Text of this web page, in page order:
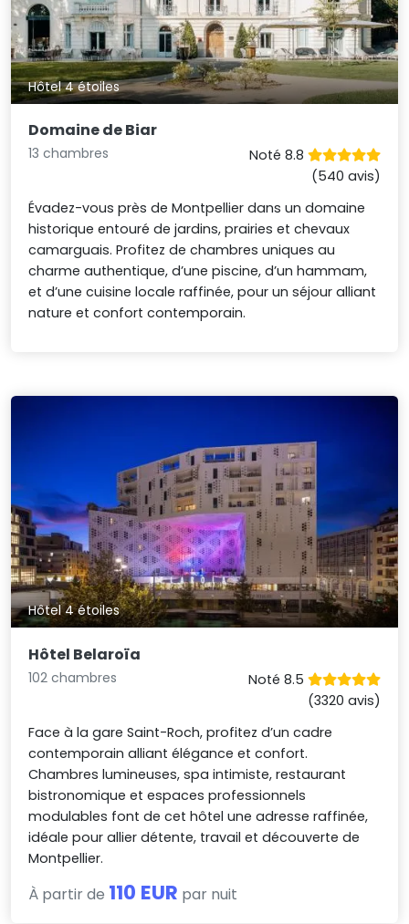
Hôtel 4 étoiles
Domaine de Biar
13 chambres
Noté 8.8
(540 avis)
Évadez-vous près de Montpellier dans un domaine
historique entouré de jardins, prairies et chevaux
camarguais. Profitez de chambres uniques au
charme authentique, d’une piscine, d’un hammam,
et d’une cuisine locale raffinée, pour un séjour alliant
nature et confort contemporain.
Hôtel 4 étoiles
Hôtel Belaroïa
102 chambres
Noté 8.5
(3320 avis)
Face à la gare Saint-Roch, profitez d’un cadre
contemporain alliant élégance et confort.
Chambres lumineuses, spa intimiste, restaurant
bistronomique et espaces professionnels
modulables font de cet hôtel une adresse raffinée,
idéale pour allier détente, travail et découverte de
Montpellier.
À partir de 110 EUR par nuit